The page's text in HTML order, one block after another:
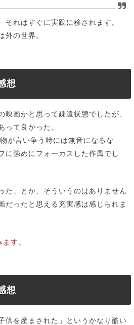
それはすぐに実践に移されます。
外の世界。
想
映画かと思って疎遠状態でしたが、
って良かった。
が言い争う時には無音になるな
に強めにフォーカスした作風でし
た」とか、そういうのはありません
だったと思える充実感は感じられま
す。
想
供を産まされた」というかなり酷い